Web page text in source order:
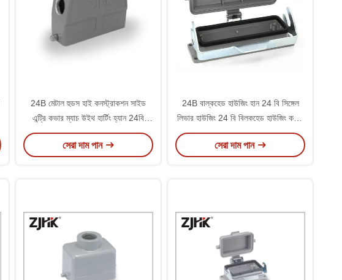
24B মেটাল হুডস হাই কনস্ট্রাকশন সাইড
এন্ট্রি কভার ম্যাচ উইথ হার্টিং হ্যান 24বি
হাউজিং
সেরা দাম পান
24B বাল্কহেড হাউজিং হান 24 বি সিঙ্গেল
লিভার হাউজিং 24 বি বিলকহেড হাউজিং কভার
সহ প্রতিস্থাপন করুন
সেরা দাম পান